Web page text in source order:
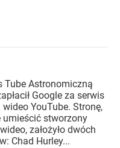
Tube Astronomiczną
Google za serwis
YouTube. Stronę,
umieścić stworzony
założyło dwóch
Chad Hurley...